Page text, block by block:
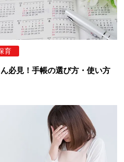
育
必見！手帳の選び方・使い方